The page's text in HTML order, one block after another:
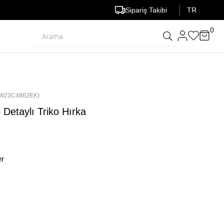
Sipariş Takibi TR
0
Triko Hırka